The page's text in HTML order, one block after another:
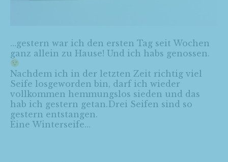
…gestern war ich den ersten Tag seit Wochen
ganz allein zu Hause! Und ich habs genossen.
Nachdem ich in der letzten Zeit richtig viel
Seife losgeworden bin, darf ich wieder
vollkommen hemmungslos sieden und das
hab ich gestern getan.Drei Seifen sind so
gestern entstangen.
Eine Winterseife…